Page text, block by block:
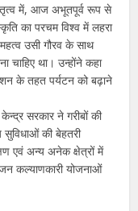
में, आज अभूतपूर्व रूप से
का परचम विश्व में लहरा
उसी गौरव के साथ
चाहिए था। उन्होंने कहा
के तहत पर्यटन को बढ़ाने
सरकार ने गरीबों की
सुविधाओं की बेहतरी
एवं अन्य अनेक क्षेत्रों में
जन कल्याणकारी योजनाओं